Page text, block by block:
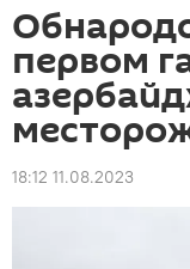
первом
18:12 11.08.2023